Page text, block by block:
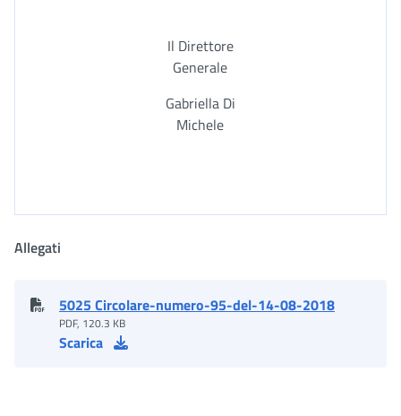
Il Direttore
Generale
Gabriella Di
Michele
Allegati
5025 Circolare-numero-95-del-14-08-2018
PDF, 120.3 KB
Scarica